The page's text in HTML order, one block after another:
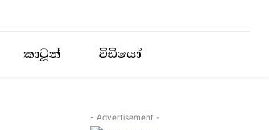
කාටූන් විඩීයෝ
- Advertisement -